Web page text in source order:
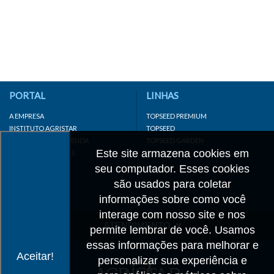
Aceitar!
Este site armazena cookies em
seu computador. Esses cookies
são usados para coletar
informações sobre como você
interage com nosso site e nos
permite lembrar de você. Usamos
essas informações para melhorar e
personalizar sua experiência e
PORTAL
A EMPRESA
INSTITUTO AGRISTAR
DISTRIBUIDOR/REVENDA
LINKS IMPORTANTES
LINHAS
TOPSEED PREMIUM
TOPSEED
TOPSEED GARDEN
SUPERSEED
ATENDIMENTO